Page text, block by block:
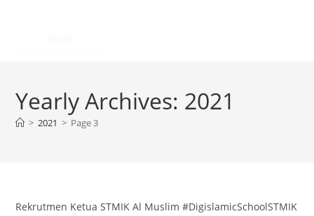
Yearly Archives: 2021
> 2021 > Page 3
Rekrutmen Ketua STMIK Al Muslim #DigislamicSchoolSTMIK